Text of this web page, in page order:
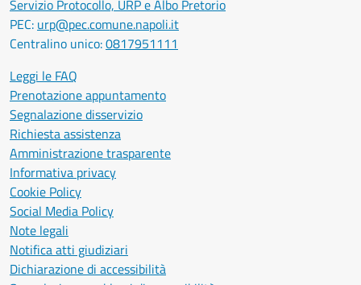
Servizio Protocollo, URP e Albo Pretorio
PEC: urp@pec.comune.napoli.it
Centralino unico:0817951111
Leggi le FAQ
Prenotazione appuntamento
Segnalazione disservizio
Richiesta assistenza
Amministrazione trasparente
Informativa privacy
Cookie Policy
Social Media Policy
Note legali
Notifica atti giudiziari
Dichiarazione di accessibilità